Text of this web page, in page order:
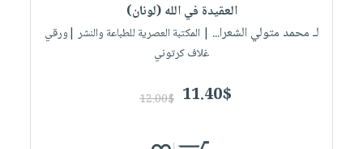
العقيدة في الله (لونان)
لـ محمد متولي الشعرا... | المكتبة العصرية للطباعة والنشر |ورقي
غلاف كرتوني
11.40$
12.00$